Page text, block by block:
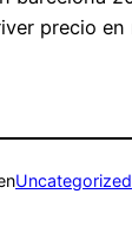
Uncategorized